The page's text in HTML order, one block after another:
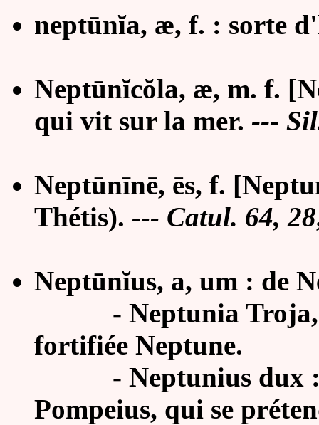
neptūnĭa, æ, f. : sorte
Neptūnĭcŏla, æ, m. f.
qui vit sur la mer. ---
Neptūnīnē, ēs, f.
Thétis). --- Catul. 64,
Neptūnĭus, a, um : de
- Neptunia
fortifiée Neptune.
- Neptunius dux
Pompeius, qui se